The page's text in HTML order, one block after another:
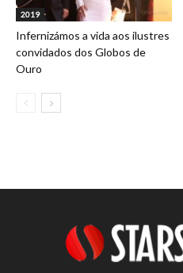
2019
Infernizámos a vida aos ilustres
convidados dos Globos de
Ouro